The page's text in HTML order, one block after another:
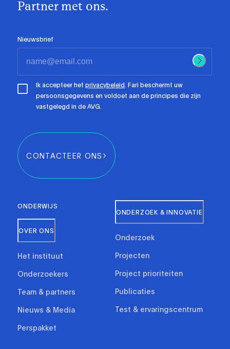
Partner met ons.
Nieuwsbrief
Ik accepteer hetprivacybeleid. Fari beschermt uw
persoonsgegevens en voldoet aan de principes die zijn
vastgelegd in de AVG.
CONTACTEER ONS
ONDERWIJS
OVER ONS
Het instituut
Onderzoekers
Team & partners
Nieuws & Media
Perspakket
ONDERZOEK & INNOVATIE
Onderzoek
Projecten
Project prioriteiten
Publicaties
Test & ervaringscentrum